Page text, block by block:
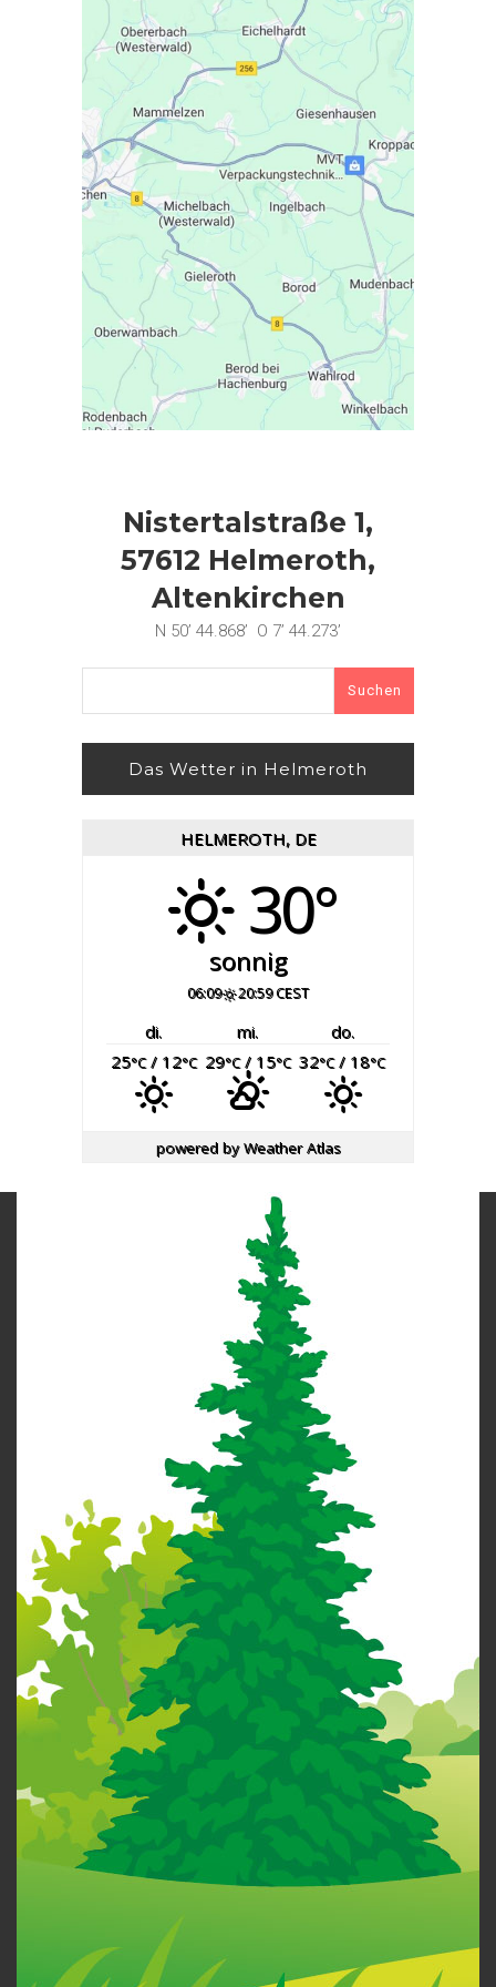
Nistertalstraße 1,
57612 Helmeroth,
Altenkirchen
N 50’ 44.868’ O 7’ 44.273’
nach:
Das Wetter in Helmeroth
HELMEROTH, DE
30°
sonnig
06:09 20:59 CEST
di. mi.
do.
25°C/ 12°C 29°C/ 15°C 32°C/ 18°C
powered byWeather Atlas